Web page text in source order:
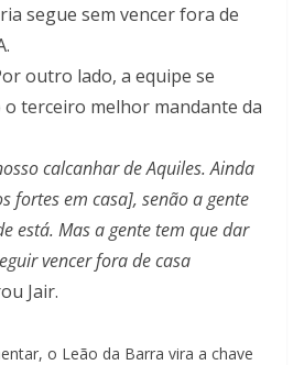
segue sem vencer fora de
outro lado, a equipe se
o terceiro melhor mandante da
calcanhar de Aquiles. Ainda
fortes em casa], senão a gente
está. Mas a gente tem que dar
vencer fora de casa
Jair.
o Leão da Barra vira a chave